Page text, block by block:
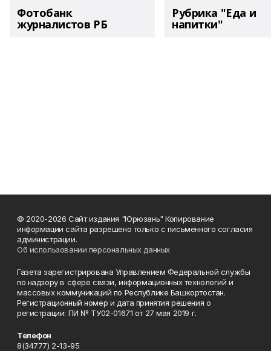
Фотобанк
журналистов РБ
Рубрика "Еда и
напитки"
© 2020-2026 Сайт издания "Юрюзань" Копирование
информации сайта разрешено только с письменного согласия
администрации.
Об использовании персональных данных
Газета зарегистрирована Управлением Федеральной службы
по надзору в сфере связи, информационных технологий и
массовых коммуникаций по Республике Башкортостан.
Регистрационный номер и дата принятия решения о
регистрации: ПИ № ТУ02-01671 от 27 мая 2019 г.
Телефон
8(34777) 2-13-95